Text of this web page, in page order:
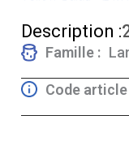
Description :
Famille :
Code article